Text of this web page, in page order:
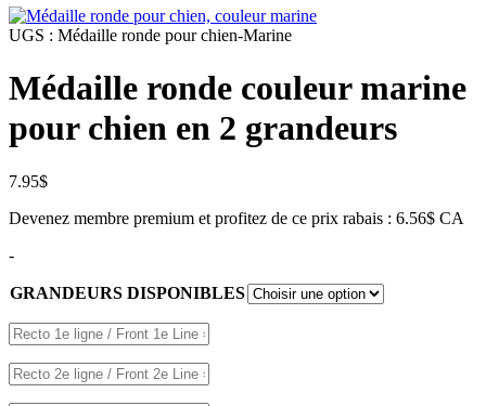
UGS : Médaille ronde pour chien-Marine
Médaille ronde couleur marine
pour chien en 2 grandeurs
7.95$
Devenez membre premium et profitez de ce prix rabais : 6.56$ CA
-
GRANDEURS DISPONIBLES